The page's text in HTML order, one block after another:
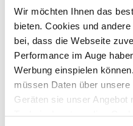
Wir möchten Ihnen das
bieten. Cookies und
bei, dass die Webseite
Performance im Auge
Werbung einspielen
müssen Daten über
Geräten sie unser Angebot
Herren Bermuda Shorts
schöne Bermuda von Jim
mit Reißverschluss und
zwei seitliche
zwei aufgesetzte
variabler Hosenaufschlag